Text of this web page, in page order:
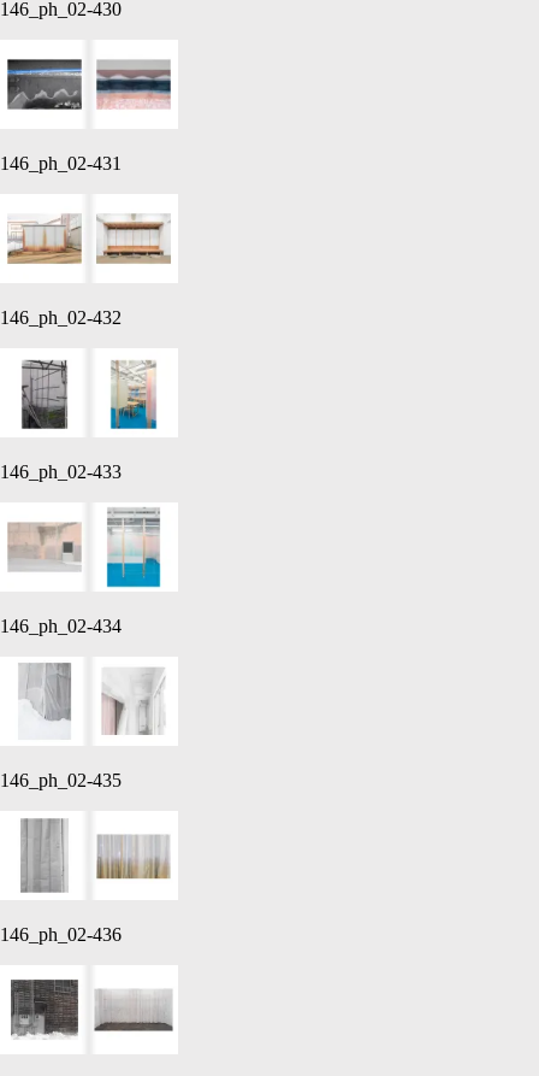
146_ph_02-430
146_ph_02-431
146_ph_02-432
146_ph_02-433
146_ph_02-434
146_ph_02-435
146_ph_02-436